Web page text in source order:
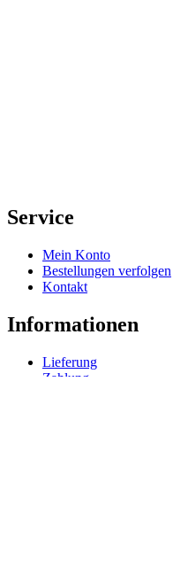
Service
Mein Konto
Bestellungen verfolgen
Kontakt
Informationen
Lieferung
Zahlung